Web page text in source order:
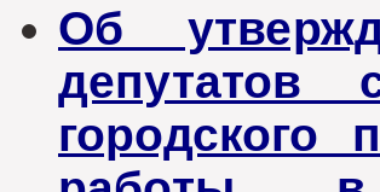
Об
депутатов
городского